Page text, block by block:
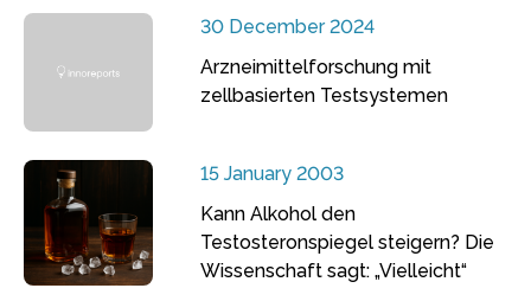
30 December 2024
Arzneimittelforschung mit
zellbasierten Testsystemen
15 January 2003
Kann Alkohol den
Testosteronspiegel steigern? Die
Wissenschaft sagt: „Vielleicht“